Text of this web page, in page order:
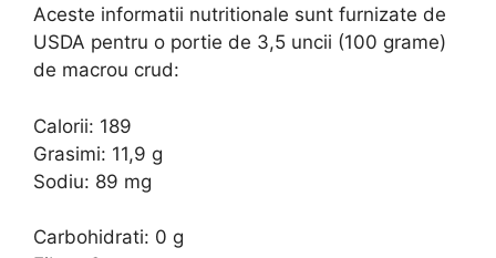
Aceste informatii nutritionale sunt furnizate de
USDA pentru o portie de 3,5 uncii (100 grame)
de macrou crud:
Calorii: 189
Grasimi: 11,9 g
Sodiu: 89 mg
Carbohidrati: 0 g